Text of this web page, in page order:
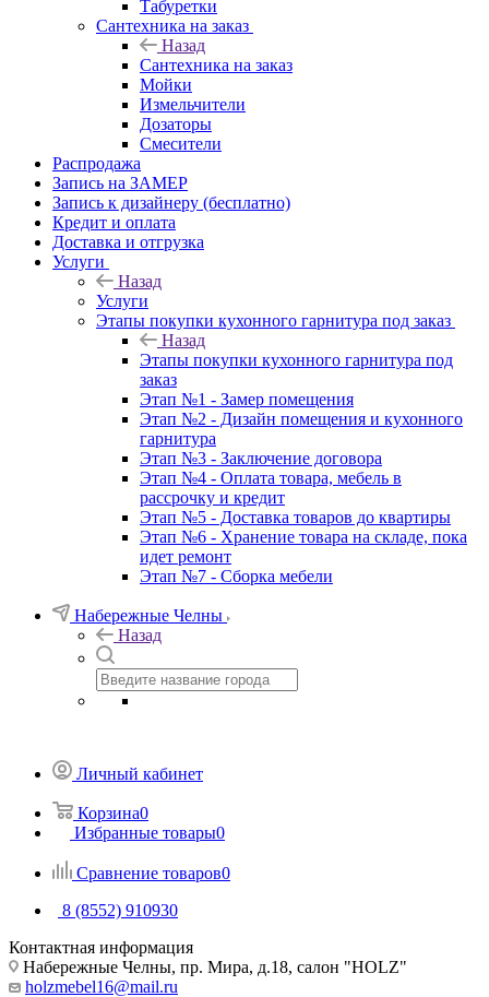
Табуретки
Сантехника на заказ
Назад
Сантехника на заказ
Мойки
Измельчители
Дозаторы
Смесители
Распродажа
Запись на ЗАМЕР
Запись к дизайнеру (бесплатно)
Кредит и оплата
Доставка и отгрузка
Услуги
Назад
Услуги
Этапы покупки кухонного гарнитура под заказ
Назад
Этапы покупки кухонного гарнитура под
заказ
Этап №1 - Замер помещения
Этап №2 - Дизайн помещения и кухонного
гарнитура
Этап №3 - Заключение договора
Этап №4 - Оплата товара, мебель в
рассрочку и кредит
Этап №5 - Доставка товаров до квартиры
Этап №6 - Хранение товара на складе, пока
идет ремонт
Этап №7 - Сборка мебели
Набережные Челны
Назад
Личный кабинет
Корзина0
Избранные товары0
Сравнение товаров0
8 (8552) 910930
Контактная информация
Набережные Челны, пр. Мира, д.18, салон "HOLZ"
holzmebel16@mail.ru